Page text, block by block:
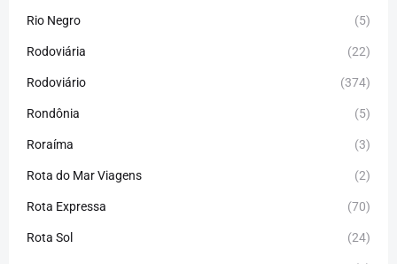
Rio Negro (5)
Rodoviária (22)
Rodoviário (374)
Rondônia (5)
Roraíma (3)
Rota do Mar Viagens (2)
Rota Expressa (70)
Rota Sol (24)